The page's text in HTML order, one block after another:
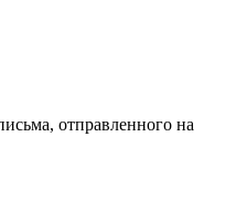
отправленного на